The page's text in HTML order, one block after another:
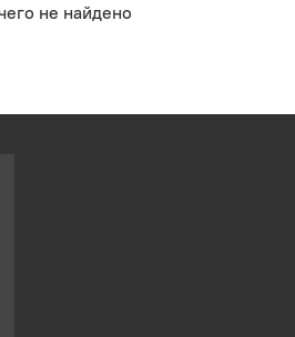
не найдено